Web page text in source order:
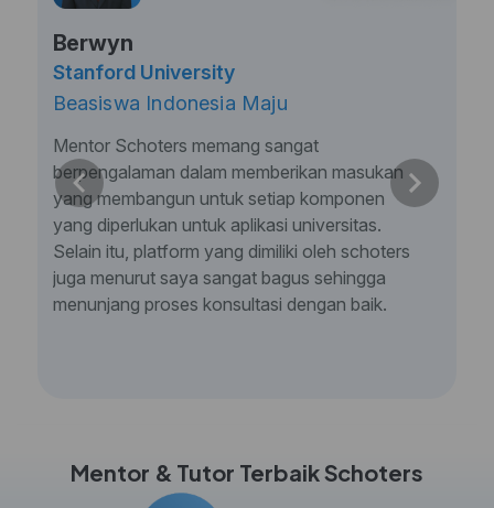
Berwyn
Stanford University
Beasiswa Indonesia Maju
Mentor Schoters memang sangat
berpengalaman dalam memberikan masukan
yang membangun untuk setiap komponen
yang diperlukan untuk aplikasi universitas.
Selain itu, platform yang dimiliki oleh schoters
juga menurut saya sangat bagus sehingga
menunjang proses konsultasi dengan baik.
Mentor & Tutor Terbaik Schoters